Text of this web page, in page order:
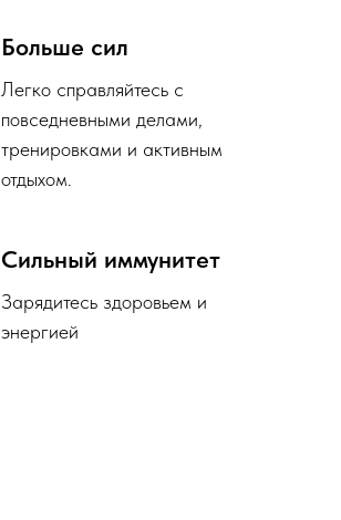
Больше сил
Легко справляйтесь с
повседневными делами,
тренировками и активным
отдыхом.
Сильный иммунитет
Зарядитесь здоровьем и
энергией